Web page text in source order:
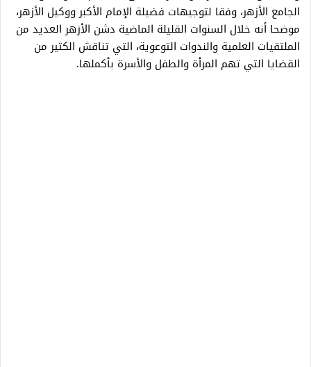
الجامع الأزهر، وفقا لتوجيهات فضيلة الإمام الأكبر ووكيل الأزهر،
موضحا أنه خلال السنوات القليلة الماضية دشن الأزهر العديد من
الملتقيات العلمية والندوات التوعوية، التي تناقش الكثير من
القضايا التي تهم المرأة والطفل والأسرة بأكملها.